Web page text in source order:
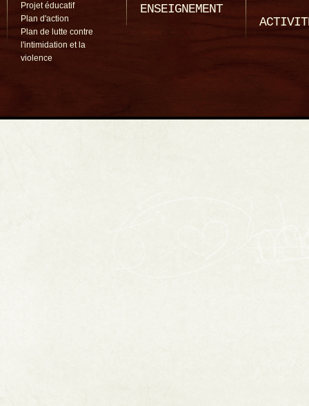
Projet éducatif
Plan d'action
Plan de lutte contre
l'intimidation et la
violence
ENSEIGNEMENT